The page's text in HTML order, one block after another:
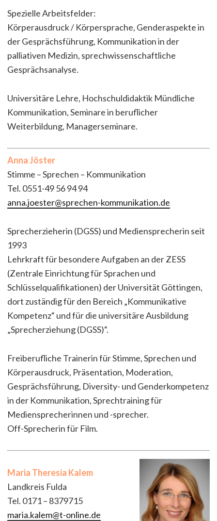
Spezielle Arbeitsfelder:
Körperausdruck / Körpersprache, Genderaspekte in
der Gesprächsführung, Kommunikation in der
palliativen Medizin, sprechwissenschaftliche
Gesprächsanalyse.
Universitäre Lehre, Hochschuldidaktik Mündliche
Kommunikation, Seminare in beruflicher
Weiterbildung, Managerseminare.
Anna Jöster
Stimme – Sprechen – Kommunikation
Tel. 0551-49 56 94 94
anna.joester@sprechen-kommunikation.de
Sprecherzieherin (DGSS) und Mediensprecherin seit
1993
Lehrkraft für besondere Aufgaben an der ZESS
(Zentrale Einrichtung für Sprachen und
Schlüsselqualifikationen) der Universität Göttingen,
dort zuständig für den Bereich „Kommunikative
Kompetenz“ und für die universitäre Ausbildung
„Sprecherziehung (DGSS)“.
Freiberufliche Trainerin für Stimme, Sprechen und
Körperausdruck, Präsentation, Moderation,
Gesprächsführung, Diversity- und Genderkompetenz
in der Kommunikation, Sprechtraining für
Mediensprecherinnen und -sprecher.
Off-Sprecherin für Film.
Maria Theresia Kalem
Landkreis Fulda
Tel. 0171 – 8379715
maria.kalem@t-online.de